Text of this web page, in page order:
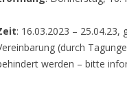
: 16.03.2023 –
(durch
werden – bitte